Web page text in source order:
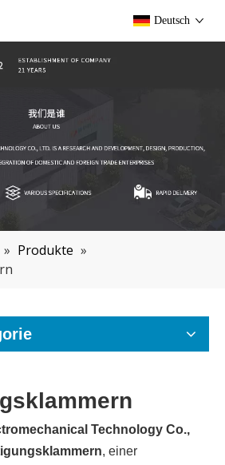
Deutsch
» Produkte »
Technology Co.,
, einer